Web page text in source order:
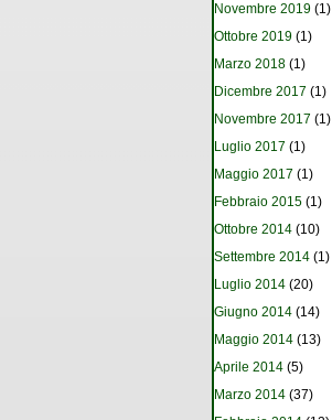
Novembre 2019 (1)
Ottobre 2019 (1)
Marzo 2018 (1)
Dicembre 2017 (1)
Novembre 2017 (1)
Luglio 2017 (1)
Maggio 2017 (1)
Febbraio 2015 (1)
Ottobre 2014 (10)
Settembre 2014 (1)
Luglio 2014 (20)
Giugno 2014 (14)
Maggio 2014 (13)
Aprile 2014 (5)
Marzo 2014 (37)